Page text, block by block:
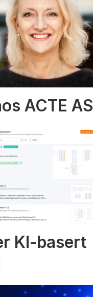
ACTE AS
KI-basert